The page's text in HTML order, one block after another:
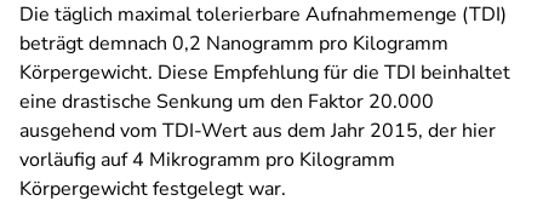
Die täglich maximal tolerierbare Aufnahmemenge (TDI)
beträgt demnach 0,2 Nanogramm pro Kilogramm
Körpergewicht. Diese Empfehlung für die TDI beinhaltet
eine drastische Senkung um den Faktor 20.000
ausgehend vom TDI-Wert aus dem Jahr 2015, der hier
vorläufig auf 4 Mikrogramm pro Kilogramm
Körpergewicht festgelegt war.